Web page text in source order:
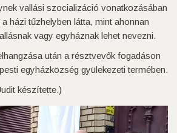
vallási szocializáció vonatkozásában
házi tűzhelyben látta, mint ahonnan
vagy egyháznak lehet nevezni.
után a résztvevők fogadáson
egyházközség gyülekezeti termében.
készítette.)